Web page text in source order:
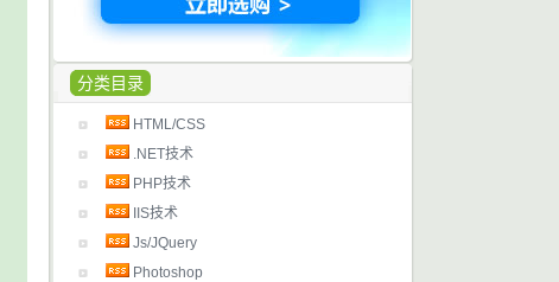
分类目录
HTML/CSS
.NET技术
PHP技术
IIS技术
Js/JQuery
Photoshop